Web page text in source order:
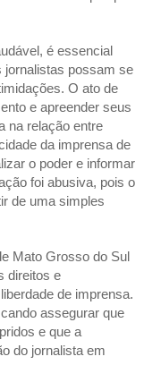
é essencial
jornalistas possam se
O ato de
e apreender seus
na relação entre
da imprensa de
o poder e informar
foi abusiva, pois o
de uma simples
Mato Grosso do Sul
direitos e
de imprensa.
assegurar que
e que a
do jornalista em